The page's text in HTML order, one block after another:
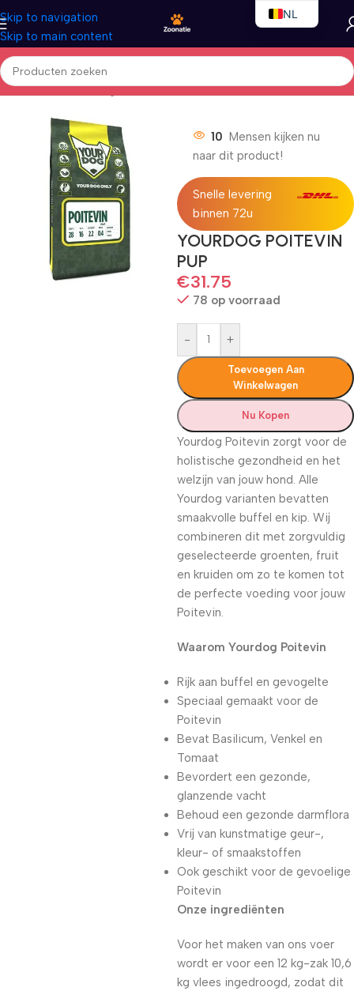
Skip to navigation
Skip to main content
Home/Honden/Droogvoer
10 Mensen kijken nu
naar dit product!
Snelle levering
binnen 72u
YOURDOG POITEVIN
PUP
€31.75
78 op voorraad
- +
Toevoegen Aan
Winkelwagen
Nu Kopen
Yourdog Poitevin zorgt voor de
holistische gezondheid en het
welzijn van jouw hond. Alle
Yourdog varianten bevatten
smaakvolle buffel en kip. Wij
combineren dit met zorgvuldig
geselecteerde groenten, fruit
en kruiden om zo te komen tot
de perfecte voeding voor jouw
Poitevin.
Waarom Yourdog Poitevin
Rijk aan buffel en gevogelte
Speciaal gemaakt voor de
Poitevin
Bevat Basilicum, Venkel en
Tomaat
Bevordert een gezonde,
glanzende vacht
Behoud een gezonde darmflora
Vrij van kunstmatige geur-,
kleur- of smaakstoffen
Ook geschikt voor de gevoelige
Poitevin
Onze ingrediënten
Voor het maken van ons voer
wordt er voor een 12 kg-zak 10,6
kg vlees ingedroogd, zodat dit
NL